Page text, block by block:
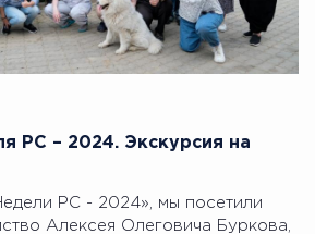
РС – 2024. Экскурсия на
РС - 2024», мы посетили
Алексея Олеговича Буркова,